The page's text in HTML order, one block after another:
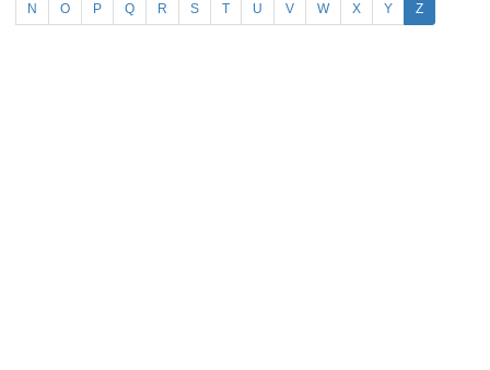
N O P Q R S T U V W X Y Z